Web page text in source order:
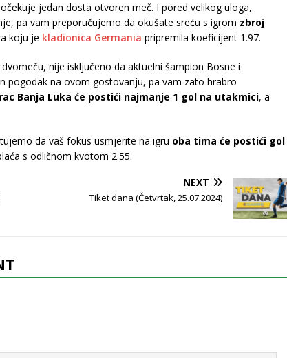
jedan dosta otvoren meč. I pored velikog uloga,
pa vam preporučujemo da okušate sreću s igrom zbroj
koju je kladionica Germania pripremila koeficijent 1.97.
nije isključeno da aktuelni šampion Bosne i
pogodak na ovom gostovanju, pa vam zato hrabro
Banja Luka će postići najmanje 1 gol na utakmici, a
da vaš fokus usmjerite na igru oba tima će postići gol
s odličnom kvotom 2.55.
NEXT
Tiket dana (Četvrtak, 25.07.2024)